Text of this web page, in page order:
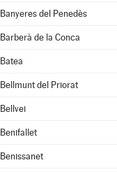
Banyeres del Penedès
Barberà de la Conca
Batea
Bellmunt del Priorat
Bellvei
Benifallet
Benissanet